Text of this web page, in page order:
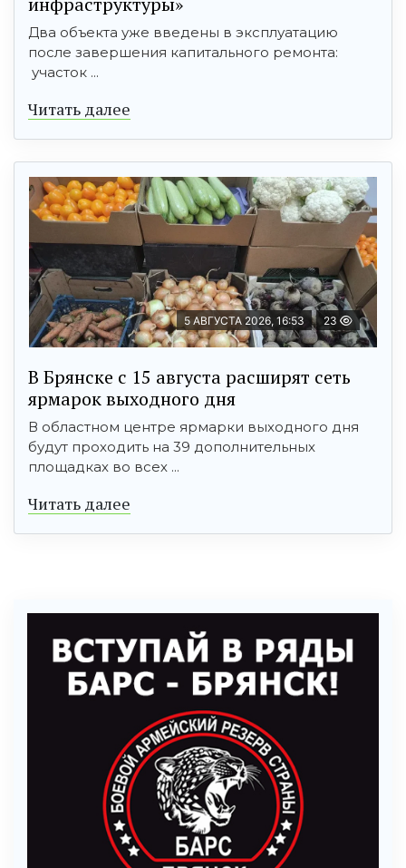
Два объекта уже введены в эксплуатацию
после завершения капитального ремонта:
участок ...
Читать далее
5 АВГУСТА 2026, 16:53 23
В Брянске с 15 августа расширят сеть
ярмарок выходного дня
В областном центре ярмарки выходного дня
будут проходить на 39 дополнительных
площадках во всех ...
Читать далее